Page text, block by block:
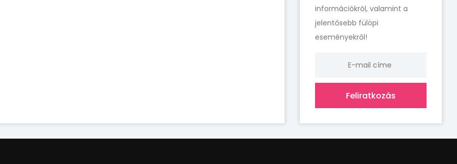
információkról, valamint a
jelentősebb fülöpi
eseményekről!
Feliratkozás